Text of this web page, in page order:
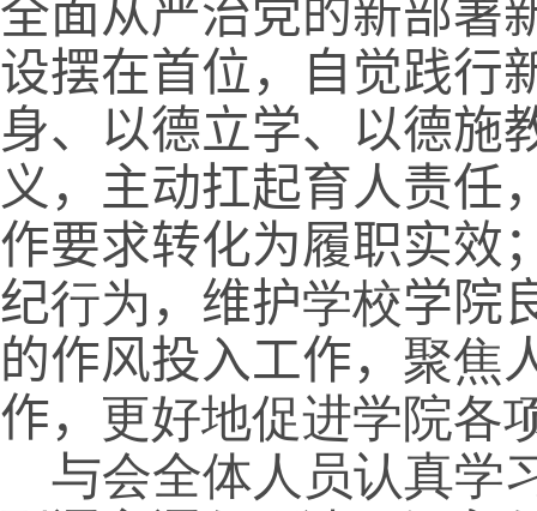
全面从严治党的新部署
设摆在首位，自觉践行
身、以德立学、以德施
义，主动扛起育人责任
作要求转化为履职实效
纪行为 ，维护学校学院
的作风投入工作， 聚焦
作， 更好地促进学院各
与会全体人员认真学